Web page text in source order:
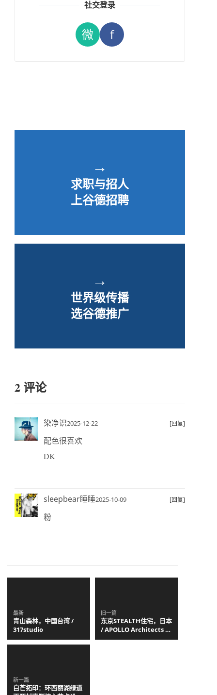
社交登录
微 f
→
求职与招人
上谷德招聘
→
世界级传播
选谷德推广
2 评论
染净识2025-12-22 [回复]
配色很喜欢
DK
sleepbear睡睡2025-10-09 [回复]
粉
最新
青山森林，中国台湾 /
317studio
旧一篇
东京STEALTH住宅，日本
/ APOLLO Architects &
Associates
新一篇
白芒拓印：环西丽湖绿道